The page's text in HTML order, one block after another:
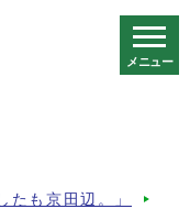
メニュー
たも京田辺。」